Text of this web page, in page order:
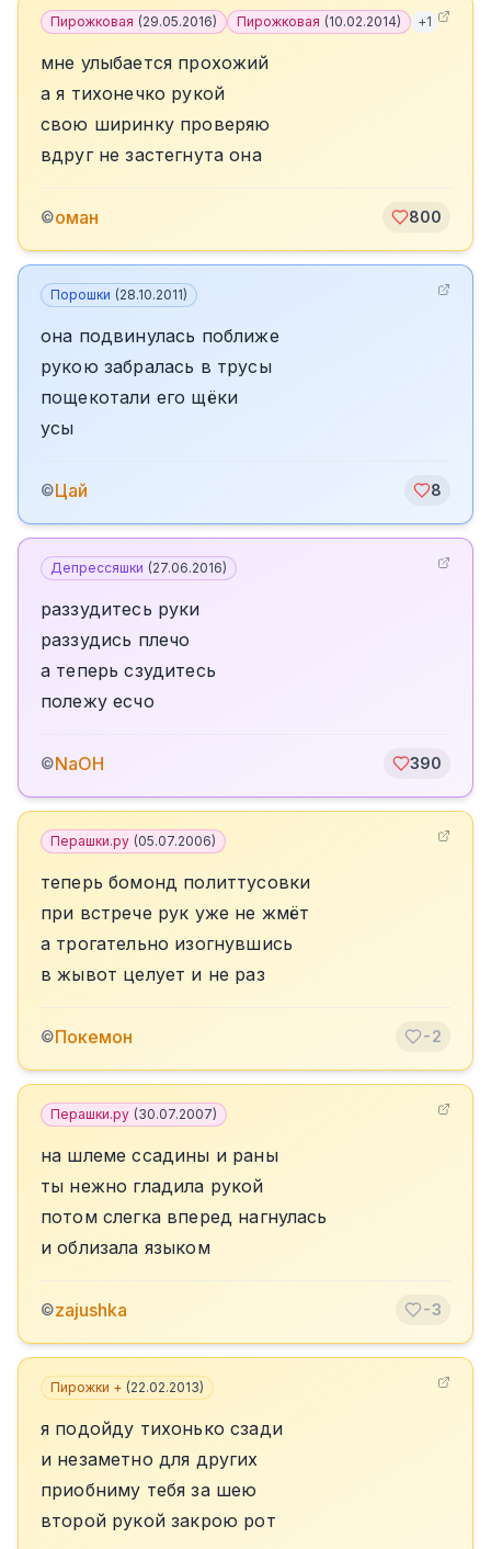
Пирожковая (29.05.2016) Пирожковая (10.02.2014) +1
мне улыбается прохожий
а я тихонечко рукой
свою ширинку проверяю
вдруг не застегнута она
©оман 800
Порошки (28.10.2011)
она подвинулась поближе
рукою забралась в трусы
пощекотали его щёки
усы
©Цай 8
Депрессяшки (27.06.2016)
раззудитесь руки
раззудись плечо
а теперь сзудитесь
полежу есчо
©NaOH 390
Перашки.ру (05.07.2006)
теперь бомонд политтусовки
при встрече рук уже не жмёт
а трогательно изогнувшись
в жывот целует и не раз
©Покемон -2
Перашки.ру (30.07.2007)
на шлеме ссадины и раны
ты нежно гладила рукой
потом слегка вперед нагнулась
и облизала языком
©zajushka -3
Пирожки + (22.02.2013)
я подойду тихонько сзади
и незаметно для других
приобниму тебя за шею
второй рукой закрою рот